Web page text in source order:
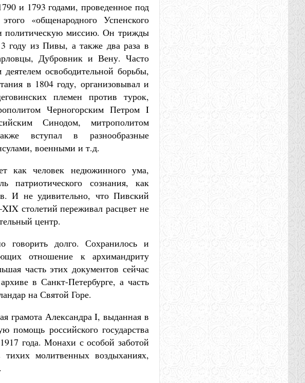
и 1793 годами, проведенное под
«общенародного Успенского
политическую миссию. Он трижды
году из Пивы, а также два раза в
Дубровник и Вену. Часто
освободительной борьбы,
в 1804 году, организовывал и
племен против турок,
Черногорским Петром I
Синодом, митрополитом
вступал в разнообразные
военными и т.д.
как человек недюжинного ума,
патриотического сознания, как
И не удивительно, что Пивский
столетий переживал расцвет не
центр.
говорить долго. Сохранилось и
отношение к архимандриту
часть этих документов сейчас
в Санкт-Петербурге, а часть
на Святой Горе.
грамота Александра I, выданная в
помощь российского государства
года. Монахи с особой заботой
молитвенных воздыханиях,